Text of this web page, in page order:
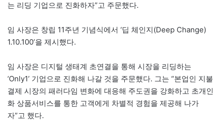
는 리딩 기업으로 진화하자”고 주문했다.
임 사장은 창립 11주년 기념식에서 ‘딥 체인지(Deep Change)
1.10.100’을 제시했다.
임 사장은 디지털 생태계 초연결을 통해 시장을 리딩하는
‘Only1’ 기업으로 진화해 나갈 것을 주문했다. 그는 “본업인 지불
결제 시장의 패러다임 변화에 대응해 주도권을 강화하고 초개인
화 상품서비스를 통한 고객에게 차별적 경험을 제공해 나가
자”고 했다.